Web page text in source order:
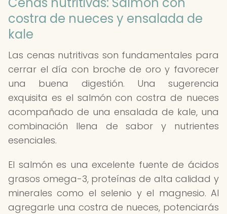
costra de nueces y ensalada de
kale
Las cenas nutritivas son fundamentales para
cerrar el día con broche de oro y favorecer
una buena digestión. Una sugerencia
exquisita es el salmón con costra de nueces
acompañado de una ensalada de kale, una
combinación llena de sabor y nutrientes
esenciales.
El salmón es una excelente fuente de ácidos
grasos omega-3, proteínas de alta calidad y
minerales como el selenio y el magnesio. Al
agregarle una costra de nueces, potenciarás